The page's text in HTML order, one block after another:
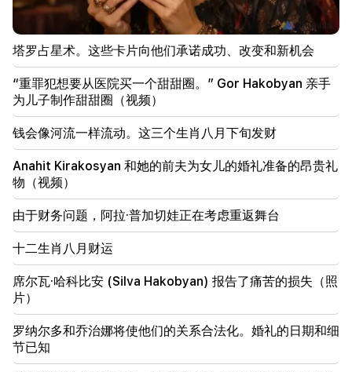
由于大雨，耶盖吉斯-赫尔蒙高速公路发生落石事件。
它已变得无法通行
18:35
土耳其亚美尼亚宗主教区支持所有亚美尼亚天主教徒
18:14
阿拉姆·瓦尔德瓦尼安当选为国民议会副主席。世界上
最年长的总统失踪（视频）
17:58
从生育津贴到抵押贷款还款。国家为有孩子的家庭提供
哪些支持？
17:48 重要的
外交部向鲁本·瓦尔达尼扬的妻子发送了会面建议
17:13
摩洛哥当局允许移民乘船越过西班牙边境
17:03
图片报：德国莱比锡机场一架无人机上发现 DNA 痕迹
塔罗占星术。这些卡片向他们承诺成功、改变和新机会
“重罪犯想要从医院买一个甜甜圈。” Gor Hakobyan 亲手
为儿子制作甜甜圈（视频）
钱会像河流一样流动。这三个生肖八月下旬发财
Anahit Kirakosyan 和她的前夫为女儿的婚礼准备的昂贵礼
物（视频）
由于财务问题，阿拉·普加切娃正在考虑重返舞台
十二生肖八月财运
席尔瓦·哈科比安 (Silva Hakobyan) 报告了痛苦的损失（照
片）
罗纳尔多和乔治娜将使他们的关系合法化。婚礼的日期和细
节已知